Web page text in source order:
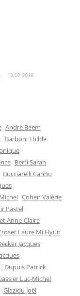
13.02.2018
André Beem
Barboni Thilde
Berti Sarah
Bucciarelli Carino
Cohen Valérie
Pastel
Anne-Claire
Laure Mi Hyun
Jacques
Dupuis Patrick
Luc-Michel
Glaziou Joël